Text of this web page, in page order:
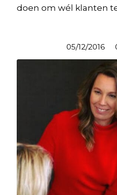
doen om wél klanten
05/12/2016
/